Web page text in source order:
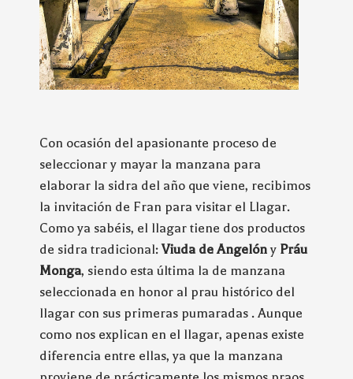
Con ocasión del apasionante proceso de
seleccionar y mayar la manzana para
elaborar la sidra del año que viene, recibimos
la invitación de Fran para visitar el Llagar.
Como ya sabéis, el llagar tiene dos productos
de sidra tradicional: Viuda de Angelón y Práu
Monga, siendo esta última la de manzana
seleccionada en honor al prau histórico del
llagar con sus primeras pumaradas . Aunque
como nos explican en el llagar, apenas existe
diferencia entre ellas, ya que la manzana